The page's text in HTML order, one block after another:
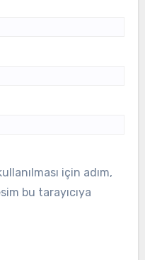
için adım,
bu tarayıcıya